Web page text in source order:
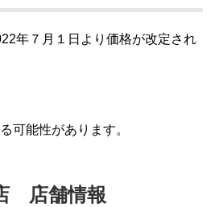
年７月１日より価格が改定され
可能性があります。
店舗情報